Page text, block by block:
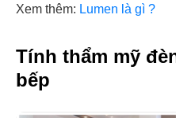
Xem thêm: Lumen là gì ?
Tính thẩm mỹ
bếp